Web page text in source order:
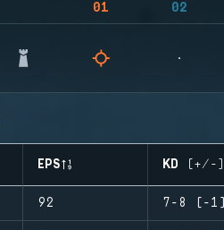
01 02
EPS KD (+/-)
92 7-8 (-1)